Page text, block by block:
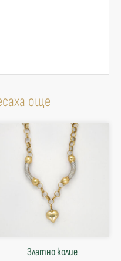
още
Златно колие